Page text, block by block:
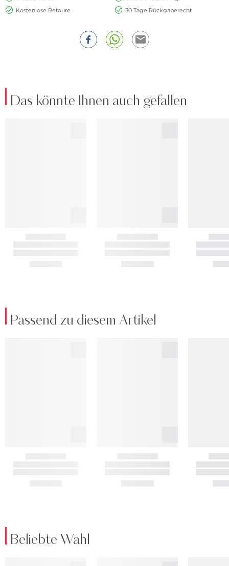
Kostenlose Retoure
30 Tage Rückgaberecht
Das könnte Ihnen auch gefallen
Passend zu diesem Artikel
Beliebte Wahl